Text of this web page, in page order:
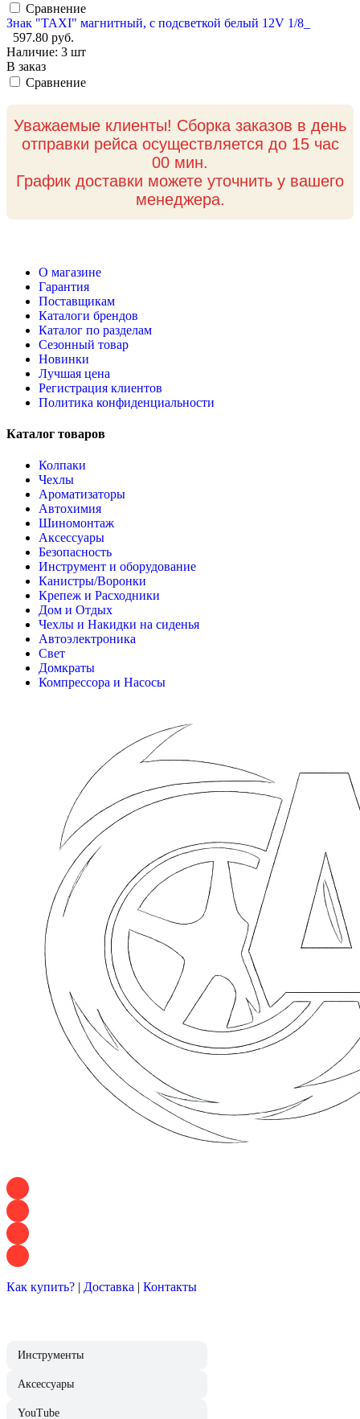
Сравнение
Знак "TAXI" магнитный, с подсветкой белый 12V 1/8_
597.80 руб.
Наличие: 3 шт
В заказ
Сравнение
Уважаемые клиенты! Сборка заказов в день
отправки рейса осуществляется до 15 час
00 мин.
График доставки можете уточнить у вашего
менеджера.
О магазине
Гарантия
Поставщикам
Каталоги брендов
Каталог по разделам
Сезонный товар
Новинки
Лучшая цена
Регистрация клиентов
Политика конфиденциальности
Каталог товаров
Колпаки
Чехлы
Ароматизаторы
Автохимия
Шиномонтаж
Аксессуары
Безопасность
Инструмент и оборудование
Канистры/Воронки
Крепеж и Расходники
Дом и Отдых
Чехлы и Накидки на сиденья
Автоэлектроника
Свет
Домкраты
Компрессора и Насосы
Как купить? Доставка Контакты
Инструменты
Аксессуары
YouTube